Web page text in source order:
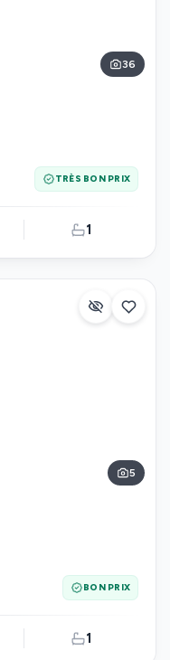
36
TRÈS BON PRIX
1
5
BON PRIX
1